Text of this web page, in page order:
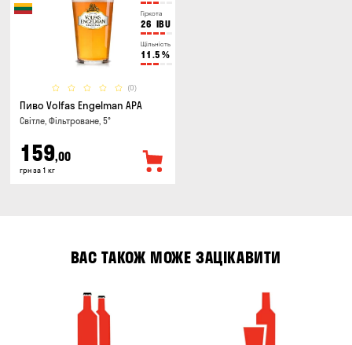
Гіркота
26 IBU
Щільність
11.5 %
(0)
Пиво Volfas Engelman APA
Світле, Фільтроване, 5°
159,00
грн за 1 кг
ВАС ТАКОЖ МОЖЕ ЗАЦІКАВИТИ